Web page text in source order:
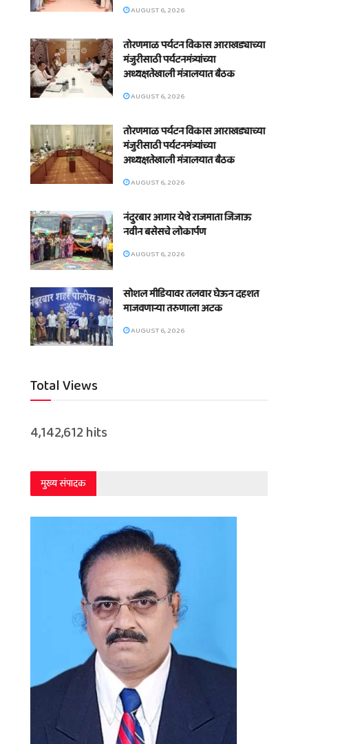
AUGUST 6, 2026
तोरणमाळ पर्यटन विकास आराखड्याच्या
मंजुरीसाठी पर्यटनमंत्र्यांच्या
अध्यक्षतेखाली मंत्रालयात बैठक
AUGUST 6, 2026
तोरणमाळ पर्यटन विकास आराखड्याच्या
मंजुरीसाठी पर्यटनमंत्र्यांच्या
अध्यक्षतेखाली मंत्रालयात बैठक
AUGUST 6, 2026
नंदुरबार आगार येथे राजमाता जिजाऊ
नवीन बसेसचे लोकार्पण
AUGUST 6, 2026
सोशल मीडियावर तलवार घेऊन दहशत
माजवणाऱ्या तरुणाला अटक
AUGUST 6, 2026
Total Views
4,142,612 hits
मुख्य संपादक